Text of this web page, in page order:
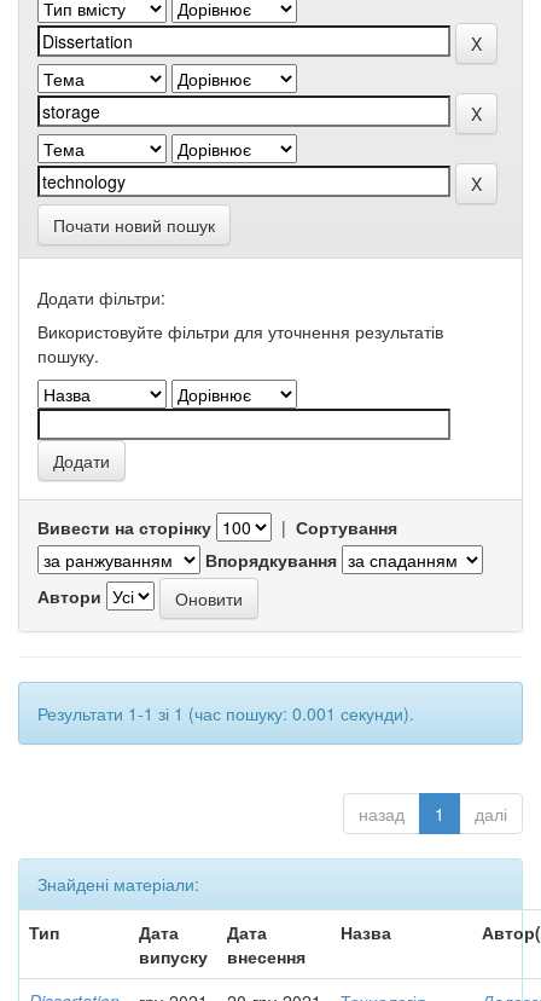
Почати новий пошук
Додати фільтри:
Використовуйте фільтри для уточнення результатів
пошуку.
Вивести на сторінку | Сортування
Впорядкування
Автори
Результати 1-1 зі 1 (час пошуку: 0.001 секунди).
назад 1 далі
Знайдені матеріали:
Тип
Дата
випуску
Дата
внесення
Назва